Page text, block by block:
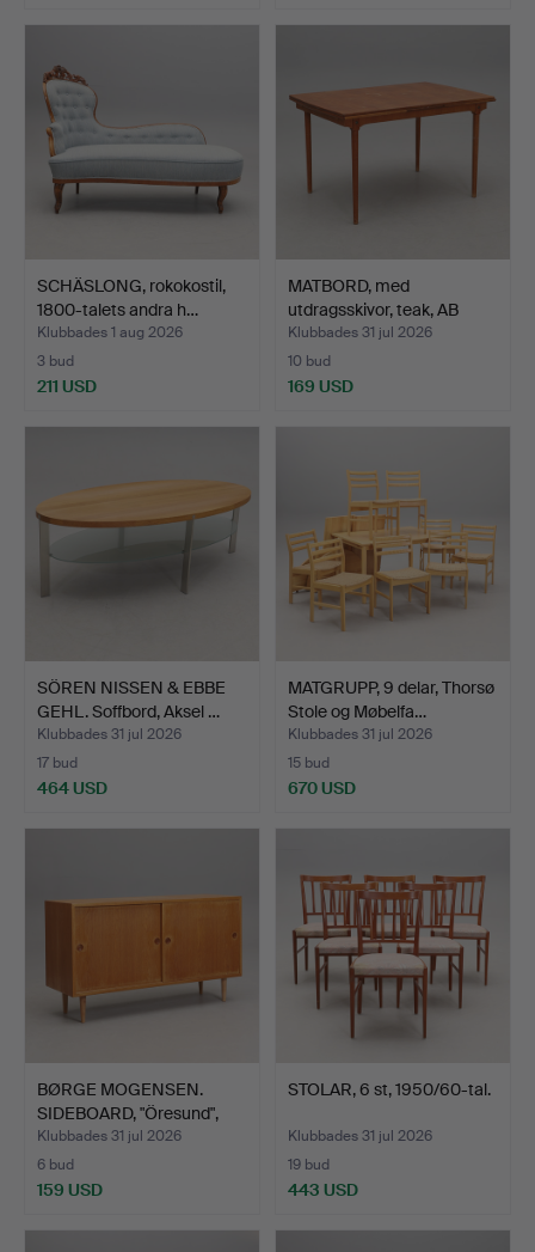
SCHÄSLONG, rokokostil,
1800-talets andra h…
Klubbades 1 aug 2026
3 bud
211 USD
MATBORD, med
utdragsskivor, teak, AB
Möbel…
Klubbades 31 jul 2026
10 bud
169 USD
SÖREN NISSEN & EBBE
GEHL. Soffbord, Aksel …
Klubbades 31 jul 2026
17 bud
464 USD
MATGRUPP, 9 delar, Thorsø
Stole og Møbelfa…
Klubbades 31 jul 2026
15 bud
670 USD
BØRGE MOGENSEN.
SIDEBOARD, "Öresund",
Karl…
Klubbades 31 jul 2026
6 bud
159 USD
STOLAR, 6 st, 1950/60-tal.
Klubbades 31 jul 2026
19 bud
443 USD